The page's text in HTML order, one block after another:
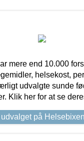
mere end 10.000
helsekost,
udvalgte sunde
Klik her for at se
på